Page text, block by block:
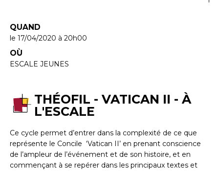
QUAND
le 17/04/2020 à 20h00
OÙ
ESCALE JEUNES
THÉOFIL - VATICAN II - À
L'ESCALE
Ce cycle permet d’entrer dans la complexité de ce que
représente le Concile ‘Vatican II’ en prenant conscience
de l’ampleur de l’événement et de son histoire, et en
commençant à se repérer dans les principaux textes et